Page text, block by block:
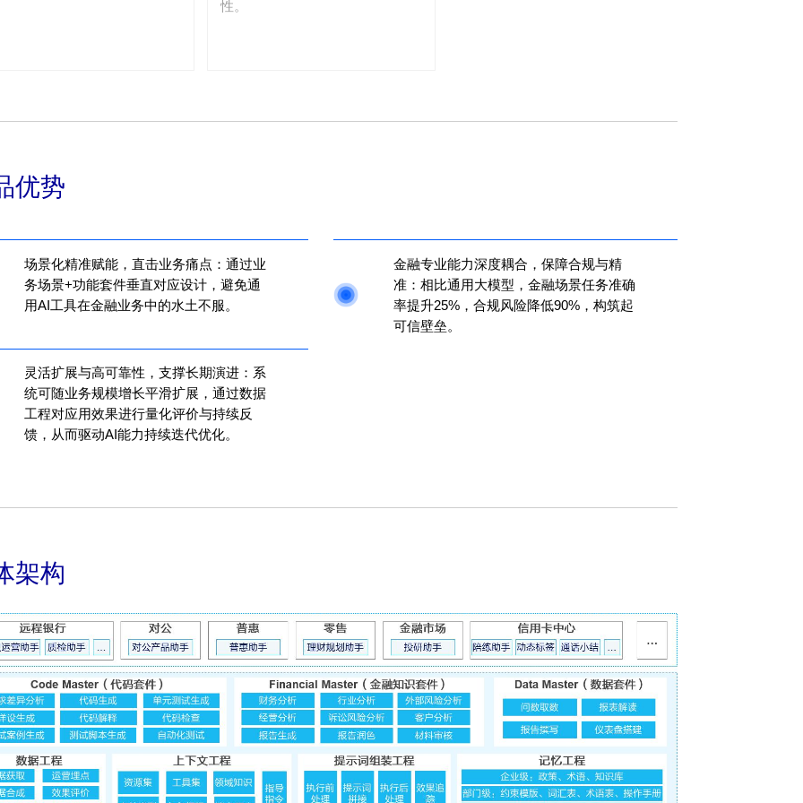
性。
优势
场景化精准赋能，直击业务痛点：通过业
务场景+功能套件垂直对应设计，避免通
用AI工具在金融业务中的水土不服。
金融专业能力深度耦合，保障合规与精
准：相比通用大模型，金融场景任务准确
率提升25%，合规风险降低90%，构筑起
可信壁垒。
灵活扩展与高可靠性，支撑长期演进：系
统可随业务规模增长平滑扩展，通过数据
工程对应用效果进行量化评价与持续反
馈，从而驱动AI能力持续迭代优化。
架构